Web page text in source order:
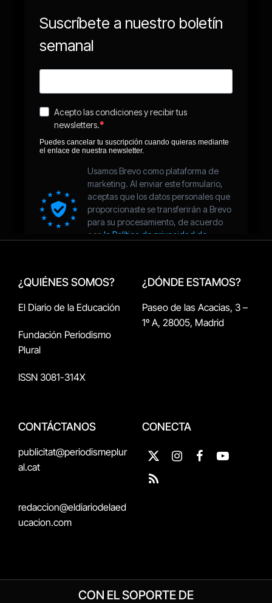
¿QUIÉNES SOMOS?
El Diario de la Educación
Fundación Periodismo
Plural
ISSN 3081-314X
¿DÓNDE ESTAMOS?
Paseo de las Acacias, 3 –
1º A, 28005, Madrid
CONTÁCTANOS
publicitat@periodismeplur
al.cat
redaccion@eldiariodelaed
ucacion.com
CONECTA
X
(Twitter)
InstagramFacebookYouTube
RSS
CON EL SOPORTE DE